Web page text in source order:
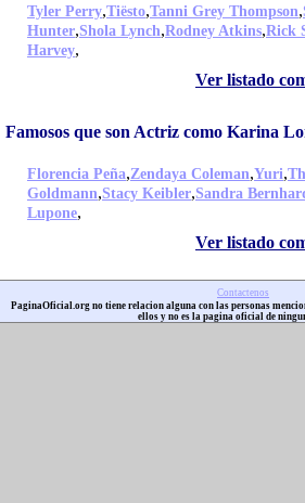
Tyler Perry,Tiësto,Tanni Grey Thompson,
Hunter,Shola Lynch,Rodney Atkins,Rick
Harvey,
Ver listado
Famosos que son Actriz como Karina
Florencia Peña,Zendaya Coleman,Yuri,
Goldmann,Stacy Keibler,Sandra
Lupone,
Ver listado
Contactenos
PaginaOficial.org no tiene relacion alguna con las personas
ellos y no es la pagina oficial de